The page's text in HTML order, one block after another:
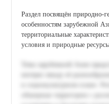
Раздел посвящён природно-
особенностям зарубежной
территориальные
условия и природные